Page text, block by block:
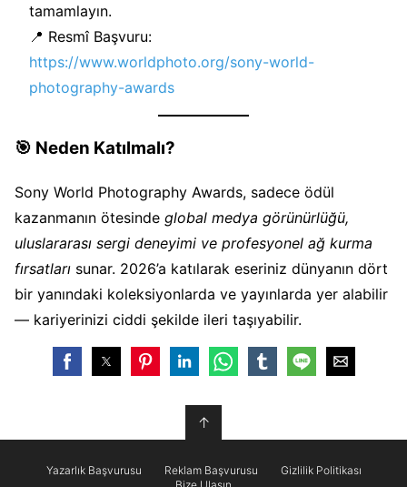
tamamlayın.
📍 Resmî Başvuru:
https://www.worldphoto.org/sony-world-
photography-awards
🎯 Neden Katılmalı?
Sony World Photography Awards, sadece ödül
kazanmanın ötesinde global medya görünürlüğü,
uluslararası sergi deneyimi ve profesyonel ağ kurma
fırsatları sunar. 2026’a katılarak eseriniz dünyanın dört
bir yanındaki koleksiyonlarda ve yayınlarda yer alabilir
— kariyerinizi ciddi şekilde ileri taşıyabilir.
↑
Yazarlık Başvurusu Reklam Başvurusu
Gizlilik Politikası